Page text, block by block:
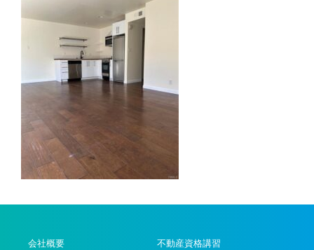
会社概要
不動産資格講習